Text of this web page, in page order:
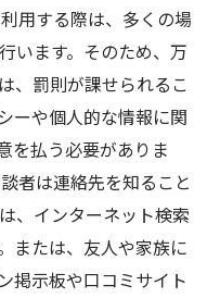
用する際は、多くの場
います。そのため、万
、罰則が課せられるこ
ーや個人的な情報に関
を払う必要がありま
者は連絡先を知ること
、インターネット検索
または、友人や家族に
掲示板や口コミサイト